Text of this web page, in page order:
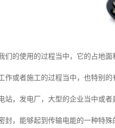
的使用的过程当中，它的占地
作或者施工的过程当中，也特别
，发电厂，大型的企业当中或
，能够起到传输电能的一种特